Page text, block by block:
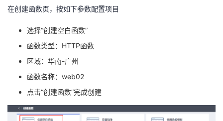
在创建函数页，按如下参数配置项目
选择“创建空白函数”
函数类型： HTTP函数
区域：华南-广州
函数名称： web02
点击“创建函数”完成创建